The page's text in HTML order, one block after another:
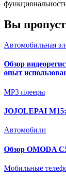
Вы
Автомобильная
Обзор
опыт
MP3 плееры
JOJOLEPAI
Автомобили
Обзор OMODA
Мобильные